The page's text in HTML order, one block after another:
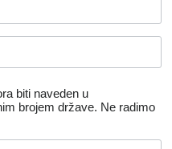
biti naveden u
brojem države. Ne radimo